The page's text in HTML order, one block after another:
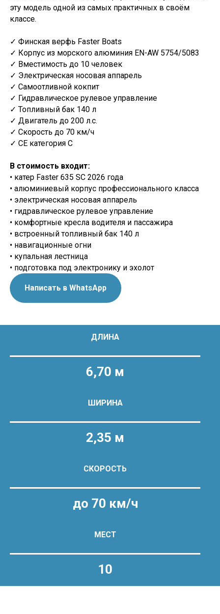
эту модель одной из самых практичных в своём
классе.
✓ Финская верфь Faster Boats
✓ Корпус из морского алюминия EN-AW 5754/5083
✓ Вместимость до 10 человек
✓ Электрическая носовая аппарель
✓ Самоотливной кокпит
✓ Гидравлическое рулевое управление
✓ Топливный бак 140 л
✓ Двигатель до 200 л.с.
✓ Скорость до 70 км/ч
✓ CE категория C
В стоимость входит:
• катер Faster 635 SC 2026 года
• алюминиевый корпус профессионального класса
• электрическая носовая аппарель
• гидравлическое рулевое управление
• комфортные кресла водителя и пассажира
• встроенный топливный бак 140 л
• навигационные огни
• купальная лестница
• подготовка под электронику и эхолот
Написать в WhatsApp
ДЛИНА
6,70 м
ШИРИНА
2,35 м
СКОРОСТЬ
до 70 км/ч
МЕСТ
10